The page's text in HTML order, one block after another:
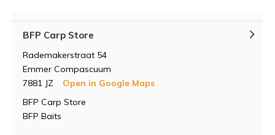
BFP Carp Store
Rademakerstraat 54
Emmer Compascuum
7881 JZ
Open in Google Maps
BFP Carp Store
BFP Baits